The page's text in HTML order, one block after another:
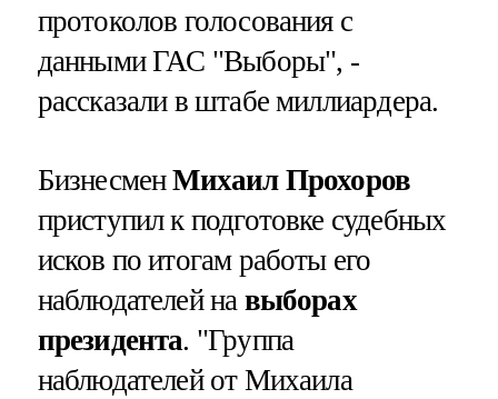
протоколов голосования с
данными ГАС "Выборы", -
рассказали в штабе миллиардера.
БизнесменМихаил Прохоров
приступил к подготовке судебных
исков по итогам работы его
наблюдателей на выборах
президента. "Группа
наблюдателей от Михаила